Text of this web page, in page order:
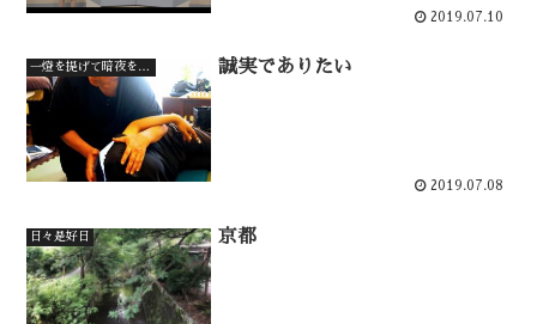
2019.07.10
一燈を提げて暗夜を行く 誠実でありたい
2019.07.08
日々是好日 京都